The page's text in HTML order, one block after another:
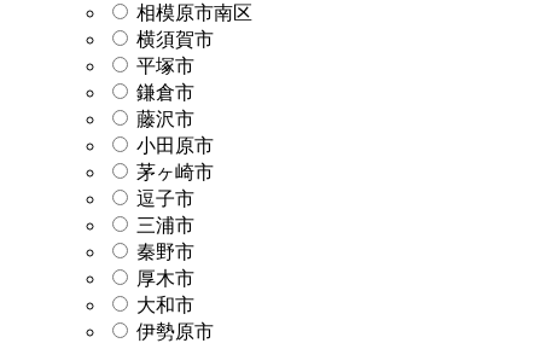
相模原市南区
横須賀市
平塚市
鎌倉市
藤沢市
小田原市
茅ヶ崎市
逗子市
三浦市
秦野市
厚木市
大和市
伊勢原市